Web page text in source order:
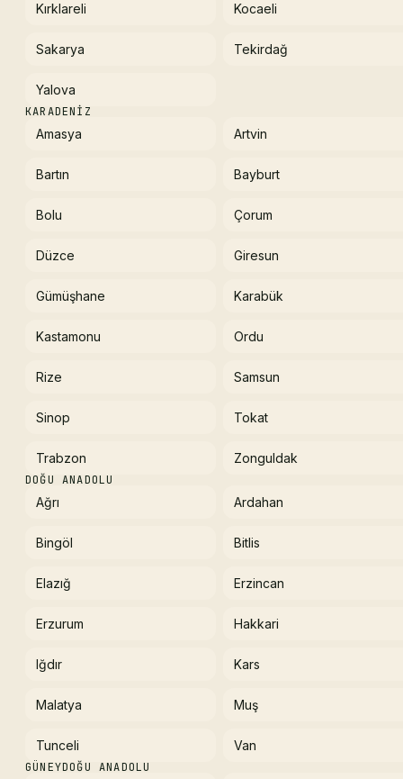
Kırklareli Kocaeli
Sakarya Tekirdağ
Yalova
KARADENIZ
Amasya Artvin
Bartın Bayburt
Bolu Çorum
Düzce Giresun
Gümüşhane Karabük
Kastamonu Ordu
Rize Samsun
Sinop Tokat
Trabzon Zonguldak
DOĞU ANADOLU
Ağrı Ardahan
Bingöl Bitlis
Elazığ Erzincan
Erzurum Hakkari
Iğdır Kars
Malatya Muş
Tunceli Van
GÜNEYDOĞU ANADOLU